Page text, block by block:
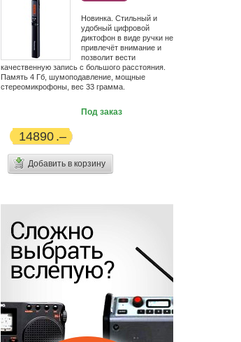
Новинка. Стильный и
удобный цифровой
диктофон в виде ручки не
привлечёт внимание и
позволит вести
качественную запись c большого расстояния.
Память 4 Гб, шумоподавление, мощные
стереомикрофоны, вес 33 грамма.
Под заказ
14890
Добавить в корзину